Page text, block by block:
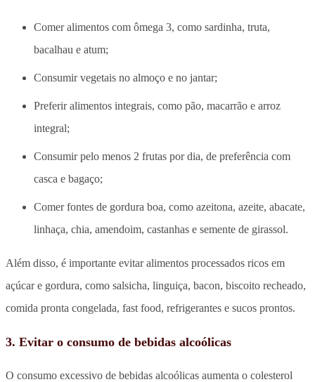
Comer alimentos com ômega 3, como sardinha, truta,
bacalhau e atum;
Consumir vegetais no almoço e no jantar;
Preferir alimentos integrais, como pão, macarrão e arroz
integral;
Consumir pelo menos 2 frutas por dia, de preferência com
casca e bagaço;
Comer fontes de gordura boa, como azeitona, azeite, abacate,
linhaça, chia, amendoim, castanhas e semente de girassol.
Além disso, é importante evitar alimentos processados ricos em
açúcar e gordura, como salsicha, linguiça, bacon, biscoito recheado,
comida pronta congelada, fast food, refrigerantes e sucos prontos.
3. Evitar o consumo de bebidas alcoólicas
O consumo excessivo de bebidas alcoólicas aumenta o colesterol